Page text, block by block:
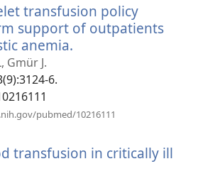
janela)
transfusion policy
support of outpatients
anemia.
Gmür J.
6.
pubmed/10216111
janela)
transfusion in critically ill